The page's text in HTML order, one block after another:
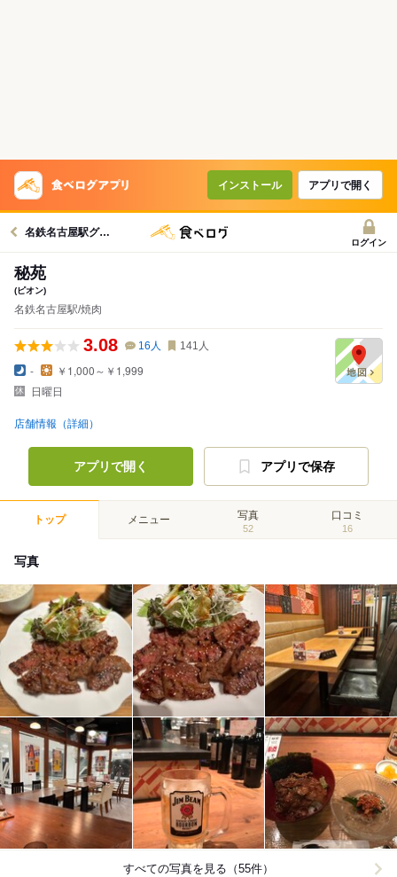
インストール アプリで開く
名鉄名古屋駅グルメへ
ログイン
秘苑
(ピオン)
名鉄名古屋駅/焼肉
3.08 16 人 141 人
-
￥1,000～￥1,999
日曜日
店舗情報（詳細）
アプリで開く アプリで保存
トップ メニュー 写真
52
口コミ
16
写真
すべての写真を見る（55件）